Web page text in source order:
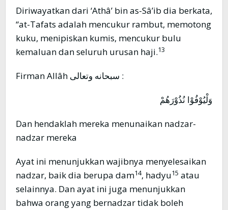
Diriwayatkan dari ‘Athâ’ bin as-Sâ’ib dia berkata,
“at-Tafats adalah mencukur rambut, memotong
kuku, menipiskan kumis, mencukur bulu
kemaluan dan seluruh urusan haji.13
Firman Allâh سبحانه وتعالى :
وَلْيُوْفُوْا نُذُوْرَهُمْ
Dan hendaklah mereka menunaikan nadzar-
nadzar mereka
Ayat ini menunjukkan wajibnya menyelesaikan
nadzar, baik dia berupa dam14, hadyu15 atau
selainnya. Dan ayat ini juga menunjukkan
bahwa orang yang bernadzar tidak boleh